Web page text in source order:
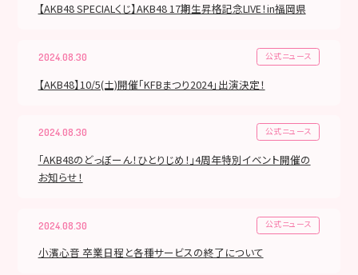
【AKB48 SPECIALくじ】AKB48 17期生昇格記念LIVE！in福岡県
2024.08.30 公式ニュース
【AKB48】10/5(土)開催「KFBまつり2024」出演決定！
2024.08.30 公式ニュース
｢AKB48のどっぼーん！ひとりじめ！｣4周年特別イベント開催の
お知らせ！
2024.08.30 公式ニュース
小濱心音 卒業日程と各種サービスの終了について